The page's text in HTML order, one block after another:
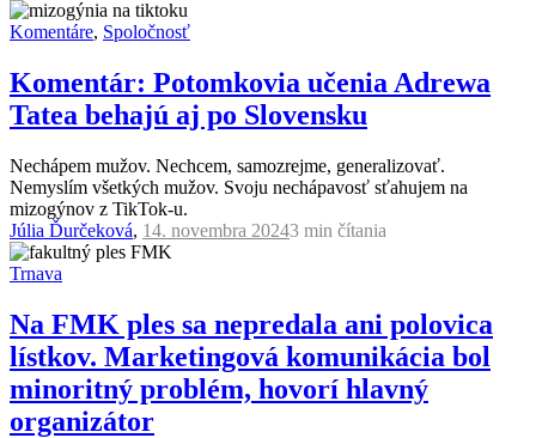
Komentáre, Spoločnosť
Komentár: Potomkovia učenia Adrewa
Tatea behajú aj po Slovensku
Nechápem mužov. Nechcem, samozrejme, generalizovať.
Nemyslím všetkých mužov. Svoju nechápavosť sťahujem na
mizogýnov z TikTok-u.
Júlia Ďurčeková, 14. novembra 20243 min čítania
Trnava
Na FMK ples sa nepredala ani polovica
lístkov. Marketingová komunikácia bol
minoritný problém, hovorí hlavný
organizátor